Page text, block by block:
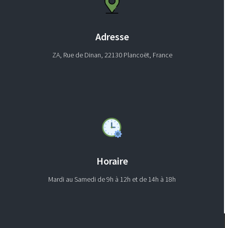
Adresse
ZA, Rue de Dinan, 22130 Plancoët, France
Horaire
Mardi au Samedi de 9h à 12h et de 14h à 18h